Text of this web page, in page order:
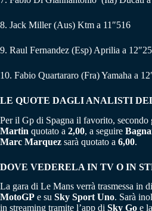
8. Jack Miller (Aus) Ktm a 11″516
9. Raul Fernandez (Esp) Aprilia a
10. Fabio Quartararo (Fra) Yamaha a
LE QUOTE DAGLI ANALISTI
Per il Gp di Spagna il favorito, secondo
Martin quotato a 2,00, a seguire
Marc Marquez sarà quotato a 6,00.
DOVE VEDERELA IN TV O IN
La gara di Le Mans verrà trasmessa in
MotoGP e su Sky Sport Uno. Sarà
in streaming tramite l’app di Sky Go e